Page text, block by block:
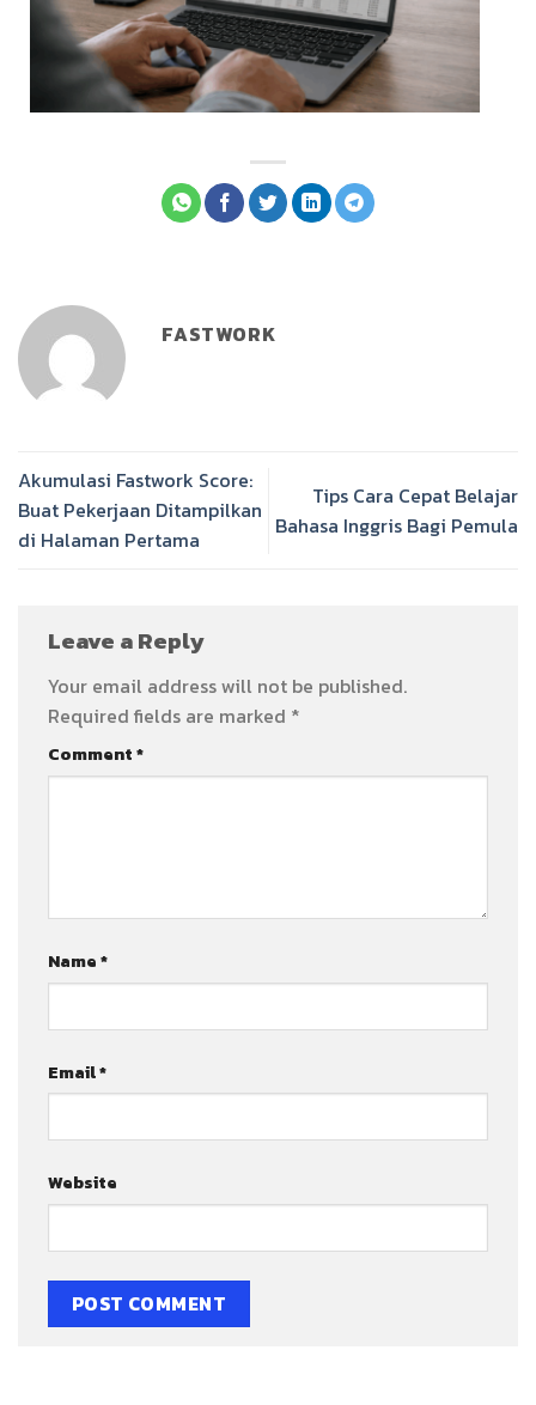
FASTWORK
Akumulasi Fastwork Score:
Buat Pekerjaan Ditampilkan
di Halaman Pertama
Tips Cara Cepat Belajar
Bahasa Inggris Bagi Pemula
Leave a Reply
Your email address will not be published.
Required fields are marked *
Comment*
Name*
Email*
Website